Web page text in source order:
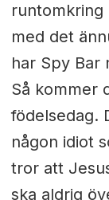
runtomkring
med det
har Spy Bar
Så kommer
födelsedag.
någon idiot
tror att
ska aldrig